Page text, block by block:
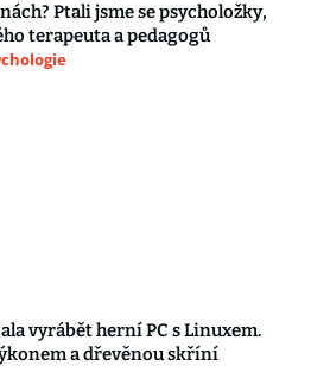
Ptali jsme se psycholožky,
terapeuta a pedagogů
vyrábět herní PC s Linuxem.
a dřevěnou skříní